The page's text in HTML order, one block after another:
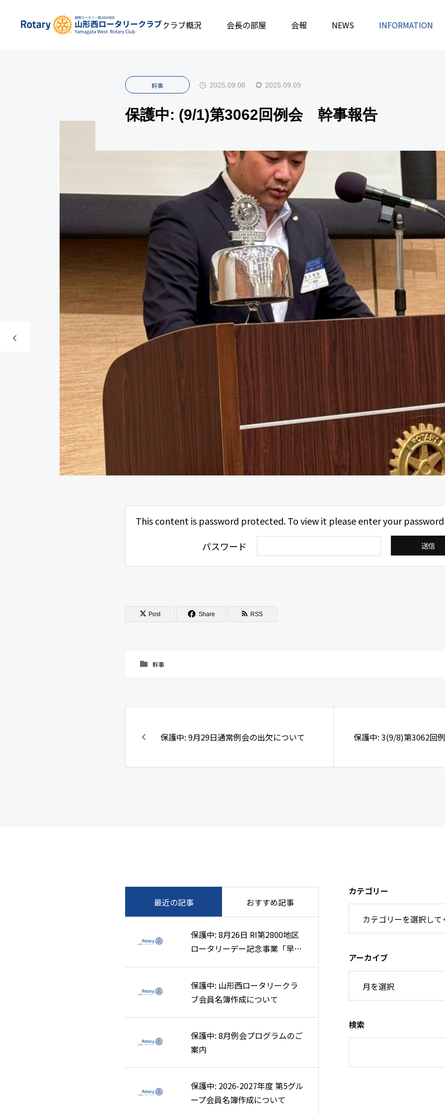
私たちについて クラブ概況 会長の部屋 会報 NEWS INFORMATION
INFOMATION 保護中: (9/1)第3062回例会 幹事報告
幹事 2025.09.08 2025.09.09
保護中: (9/1)第3062回例会 幹事報告
This content is password protected. To view it please enter your
パスワード
Post Share RSS
幹事
保護中: 9月29日通常例会の出欠について 保護中: 3(9/8)第3062回
最近の記事 おすすめ記事
保護中: 8月26日 RI第2800地区
ロータリーデー記念事業「早朝
保護中: 山形西ロータリークラ
ブ会員名簿作成について
保護中: 8月例会プログラムのご
案内
保護中: 2026-2027年度 第5グル
ープ会員名簿作成について
保護中: 8月26日 RI第2800地区
ロータリーデー記念事業「早朝
保護中: 山形西ロータリークラ
ブ会員名簿作成について
保護中: 8月例会プログラムのご
案内
保護中: 2026-2027年度 第5グル
ープ会員名簿作成について
カテゴリー
アーカイブ
検索